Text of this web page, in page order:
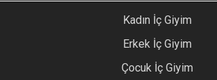
Kadın İç Giyim
Erkek İç Giyim
Çocuk İç Giyim